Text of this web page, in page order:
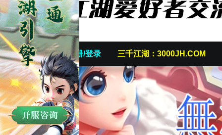
首页 发帖/注册/登录 三千江湖：3000JH.COM